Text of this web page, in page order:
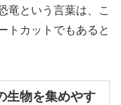
竜という言葉は、こ
トカットでもあると
生物を集めやす